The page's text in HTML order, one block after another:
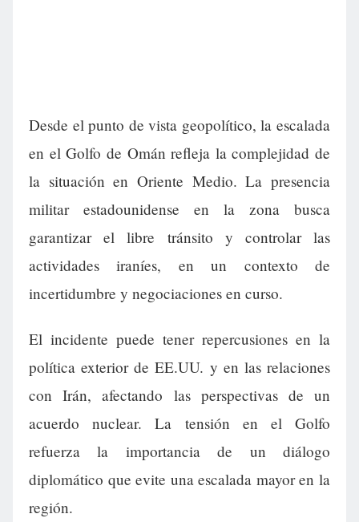
Desde el punto de vista geopolítico, la escalada
en el Golfo de Omán refleja la complejidad de
la situación en Oriente Medio. La presencia
militar estadounidense en la zona busca
garantizar el libre tránsito y controlar las
actividades iraníes, en un contexto de
incertidumbre y negociaciones en curso.
El incidente puede tener repercusiones en la
política exterior de EE.UU. y en las relaciones
con Irán, afectando las perspectivas de un
acuerdo nuclear. La tensión en el Golfo
refuerza la importancia de un diálogo
diplomático que evite una escalada mayor en la
región.